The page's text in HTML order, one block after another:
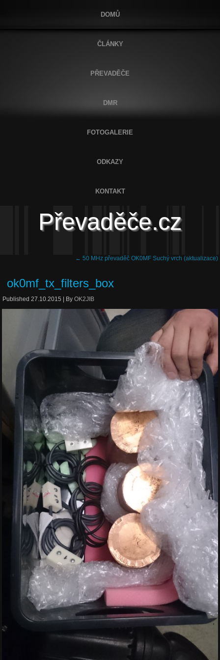
DOMŮ
ČLÁNKY
PŘEVADĚČE
DMR
FOTOGALERIE
ODKAZY
KONTAKT
Převaděče.cz
← 50 MHz převaděč OK0MF Suchý vrch (aktualizace)
ok0mf_tx_filters_box
Published 27.10.2015 By OK2JIB